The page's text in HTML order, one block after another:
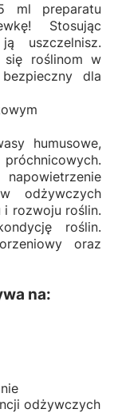
ml preparatu
Stosując
uszczelnisz.
się roślinom w
dla
humusowe,
odżywczych
rozwoju roślin.
roślin.
oraz
na:
odżywczych